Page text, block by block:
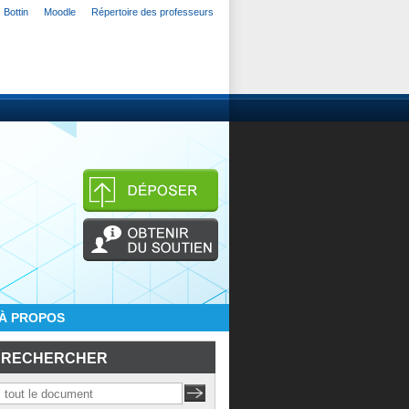
Bottin Moodle Répertoire des professeurs
PROPOS
RECHERCHER